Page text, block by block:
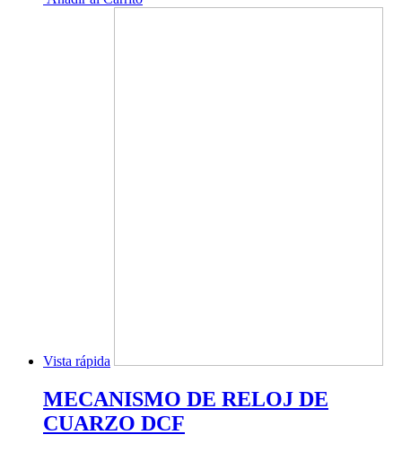
Vista rápida
MECANISMO DE RELOJ DE
CUARZO DCF